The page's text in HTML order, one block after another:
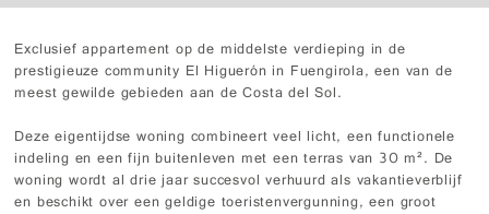
Exclusief appartement op de middelste verdieping in de
prestigieuze community El Higuerón in Fuengirola, een van de
meest gewilde gebieden aan de Costa del Sol.
Deze eigentijdse woning combineert veel licht, een functionele
indeling en een fijn buitenleven met een terras van 30 m². De
woning wordt al drie jaar succesvol verhuurd als vakantieverblijf
en beschikt over een geldige toeristenvergunning, een groot